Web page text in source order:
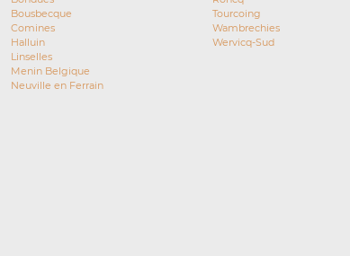
Bousbecque
Comines
Halluin
Linselles
Menin Belgique
Neuville en Ferrain
Tourcoing
Wambrechies
Wervicq-Sud